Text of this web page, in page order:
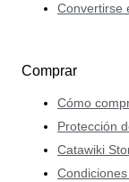
Convertirse
Comprar
Cómo
Protección
Catawiki